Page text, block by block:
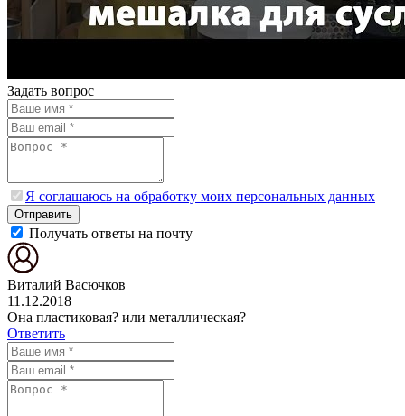
Задать вопрос
Я соглашаюсь на обработку моих персональных данных
Отправить
Получать ответы на почту
Виталий Васючков
11.12.2018
Она пластиковая? или металлическая?
Ответить